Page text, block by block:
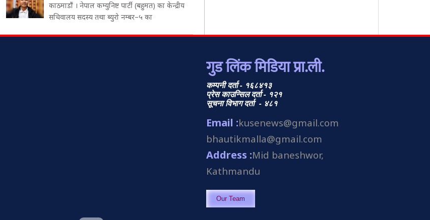
काठमाडौं । नेपाल कम्युनिष्ट पार्टी (बहुमत) का केन्द्रीय
सचिवालय सदस्य तथा ब्युरो नम्बर–५ का
गुड लिंक मिडिया प्रा.ली.
कम्पनी दर्ता - १६८४१३
प्रेस काउन्सिल दर्ता - १२१
सूचना विभाग दर्ता - ४८१
Email :kusenews@gmail.com
bhautikmalla@gmail.com
Address :Mid baneshwor,
Kathmandu
Our Team